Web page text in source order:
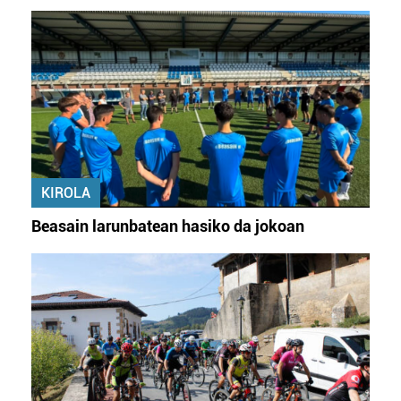
datuen atalean. Edozein unetan alda edo ken dezakezu
zure baimena Cookieen adierazpenean.
Webgune honek cookie propioak eta hirugarrenen cookie-
fitxategiak erabiltzen ditu. Zure esperientzia eta
zerbitzuak hobetzeko asmoz, cookie teknologiaz
baliatzen gara. Ohar hau onartuz gero, teknologia hori
erabiltzeko baimen esplizitua ematen diguzu.Gehiago
irakurri
KIROLA
Beasain larunbatean hasiko da jokoan